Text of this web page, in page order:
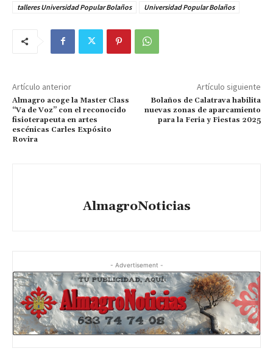
talleres Universidad Popular Bolaños
Universidad Popular Bolaños
Artículo anterior
Almagro acoge la Master Class
“Va de Voz” con el reconocido
fisioterapeuta en artes
escénicas Carles Expósito
Rovira
Artículo siguiente
Bolaños de Calatrava habilita
nuevas zonas de aparcamiento
para la Feria y Fiestas 2025
AlmagroNoticias
- Advertisement -